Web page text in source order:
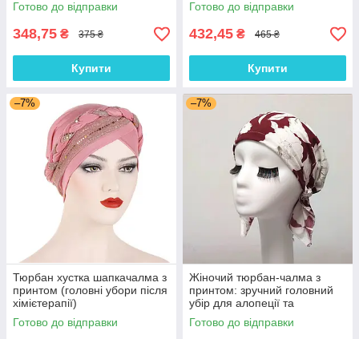
Готово до відправки
348,75 ₴ 375 ₴
Купити
Готово до відправки
432,45 ₴ 465 ₴
Купити
–7%
Тюрбан хустка шапкачалма з
принтом (головні убори після
хімієтерапії)
Готово до відправки
–7%
Жіночий тюрбан-чалма з
принтом: зручний головний
убір для алопеції та
відновлення після
хімієтерапії
Готово до відправки